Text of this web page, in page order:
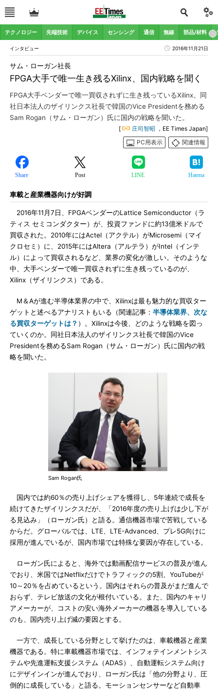
テクノロジー 先端技術 デバイス センシング 通信 無線 部品/材料
インタビュー 2016年11月21日
FPGA大手で唯一生き残るXilinx、国内戦略を聞く
サム・ローガン社長
FPGA大手ベンダーで唯一買収されずに生き残っているXilinx。同
社日本法人のザイリンクス社長で韓国のVice Presidentを務める
Sam Rogan（サム・ローガン）氏に国内の戦略を聞いた。
[ 庄司智昭 ，EE Times Japan]
PC用表示
関連情報
Share Post LINE Hatena
車載と産業機器向けが好調
2016年11月7日、FPGAベンダーのLattice Semiconductor（ラ
ティス セミコンダクター）が、投資ファンドに約13億米ドルで
買収された。2010年にはActel（アクテル）がMicrosemi（マイ
クロセミ）に、2015年にはAltera（アルテラ）がIntel（インテ
ル）によって買収されるなど、業界の変化が激しい。そのような
中、大手ベンダーで唯一買収されずに生き残っているのが、
Xilinx（ザイリンクス）である。
M＆Aが進む半導体業界の中で、Xilinxは最も魅力的な買収ター
ゲットと述べるアナリストもいる（関連記事： 半導体業界、次な
る買収ターゲットは？ ）。Xilinxは今後、どのような戦略を図っ
ていくのか。同社日本法人のザイリンクス社長で韓国のVice
Presidentを務めるSam Rogan（サム・ローガン）氏に国内の戦
略を聞いた。
Sam Rogan氏
国内では約60％の売り上げシェアを獲得し、5年連続で成長を
続けてきたザイリンクスだが、「2016年度の売り上げは少し下が
る見込み」（ローガン氏）と語る。通信機器市場で苦戦している
からだ。グローバルでは、LTE、LTE-Advanced、プレ5G向けに
採用が進んでいるが、国内市場では特殊な要因が存在している。
ローガン氏によると、海外では動画配信サービスの普及が進ん
でおり、米国ではNetflixだけでトラフィックの5割、YouTubeが
10～20％を占めているという。国内はそれらの普及がまだ進んで
おらず、テレビ放送の文化が根付いている。また、国内のキャリ
アメーカーが、コストの安い海外メーカーの機器を導入している
のも、国内売り上げ減の要因とする。
一方で、成長している分野として挙げたのは、車載機器と産業
機器である。特に車載機器市場では、インフォテインメントシス
テムや先進運転支援システム（ADAS）、自動運転システム向け
にデザインインが進んでおり、ローガン氏は「他の分野より、圧
倒的に成長している」と語る。モーションセンサーなど自動車